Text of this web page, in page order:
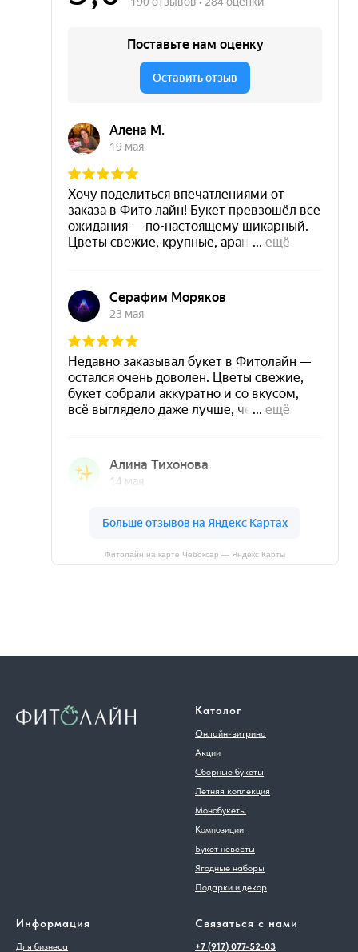
Фитолайн на карте Чебоксар — Яндекс Карты
Каталог
Онлайн-витрина
Акции
Сборные букеты
Летняя коллекция
Монобукеты
Композиции
Букет невесты
Ягодные наборы
Подарки и декор
Информация
Для бизнеса
Связаться с нами
+7 (917) 077-52-03